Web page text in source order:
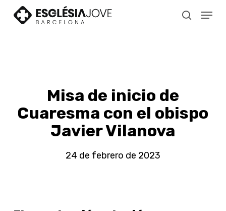
search
Menu
Misa de inicio de
Cuaresma con el obispo
Javier Vilanova
24 de febrero de 2023